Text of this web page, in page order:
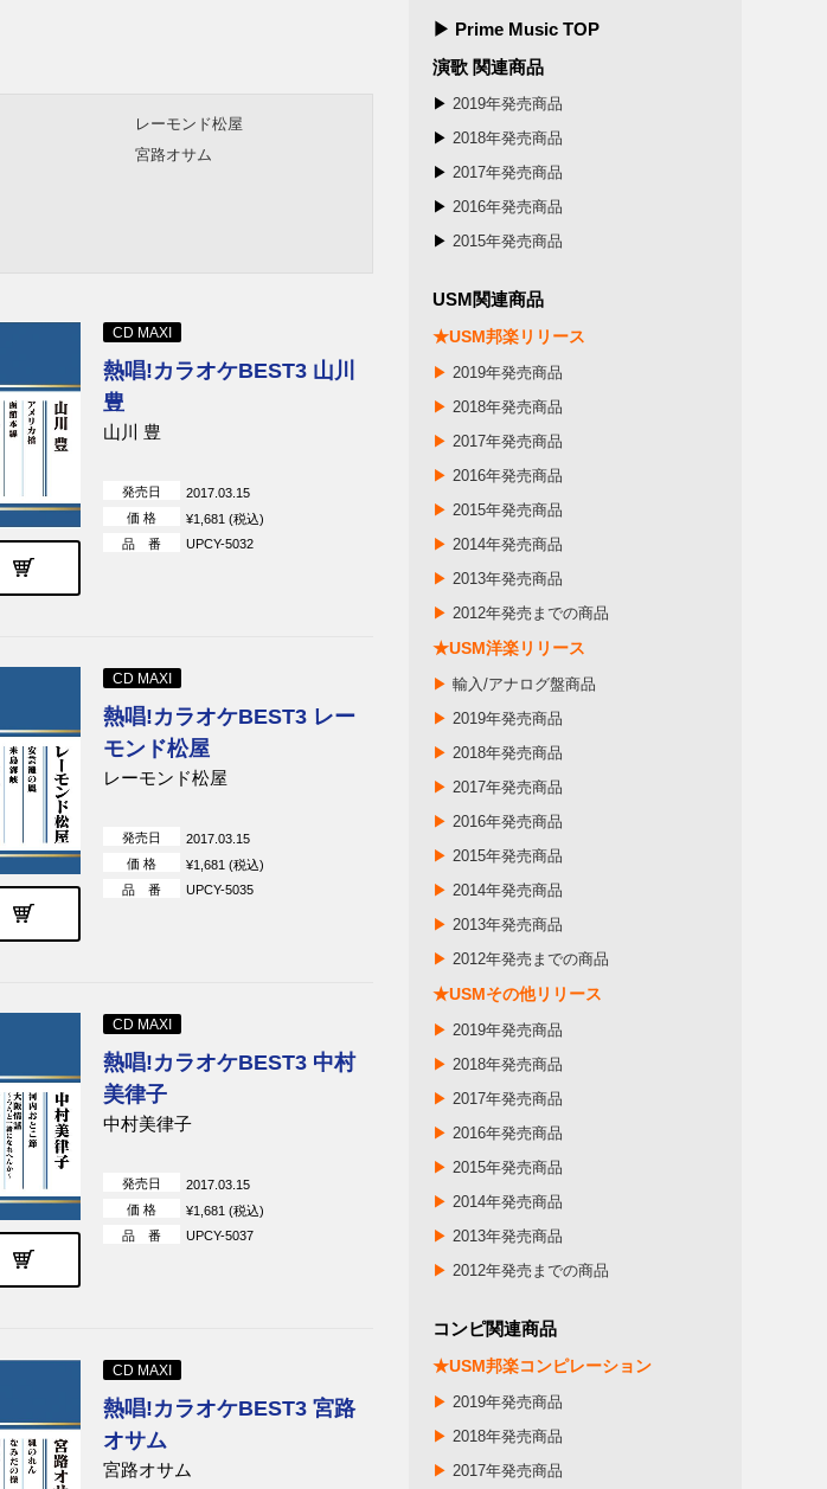
レーモンド松屋
宮路オサム
CD MAXI
熱唱!カラオケBEST3 山川
豊
山川 豊
発売日
2017.03.15
価 格
¥1,681 (税込)
品 番
UPCY-5032
CD MAXI
熱唱!カラオケBEST3 レー
モンド松屋
レーモンド松屋
発売日
2017.03.15
価 格
¥1,681 (税込)
品 番
UPCY-5035
CD MAXI
熱唱!カラオケBEST3 中村
美律子
中村美律子
発売日
2017.03.15
価 格
¥1,681 (税込)
品 番
UPCY-5037
CD MAXI
熱唱!カラオケBEST3 宮路
オサム
宮路オサム
▶ Prime Music TOP
演歌 関連商品
▶2019年発売商品
▶2018年発売商品
▶2017年発売商品
▶2016年発売商品
▶ 2015年発売商品
USM関連商品
★USM邦楽リリース
▶ 2019年発売商品
▶ 2018年発売商品
▶ 2017年発売商品
▶ 2016年発売商品
▶ 2015年発売商品
▶ 2014年発売商品
▶ 2013年発売商品
▶ 2012年発売までの商品
★USM洋楽リリース
▶ 輸入/アナログ盤商品
▶ 2019年発売商品
▶ 2018年発売商品
▶ 2017年発売商品
▶ 2016年発売商品
▶ 2015年発売商品
▶2014年発売商品
▶ 2013年発売商品
▶ 2012年発売までの商品
★USMその他リリース
▶ 2019年発売商品
▶ 2018年発売商品
▶ 2017年発売商品
▶ 2016年発売商品
▶ 2015年発売商品
▶ 2014年発売商品
▶ 2013年発売商品
▶ 2012年発売までの商品
コンピ関連商品
★USM邦楽コンピレーション
▶ 2019年発売商品
▶ 2018年発売商品
▶ 2017年発売商品